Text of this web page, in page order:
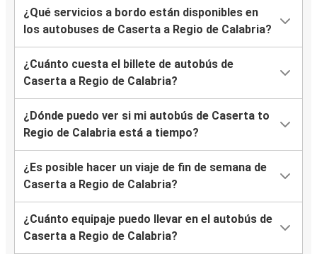
¿Qué servicios a bordo están disponibles en
los autobuses de Caserta a Regio de Calabria?
¿Cuánto cuesta el billete de autobús de
Caserta a Regio de Calabria?
¿Dónde puedo ver si mi autobús de Caserta to
Regio de Calabria está a tiempo?
¿Es posible hacer un viaje de fin de semana de
Caserta a Regio de Calabria?
¿Cuánto equipaje puedo llevar en el autobús de
Caserta a Regio de Calabria?